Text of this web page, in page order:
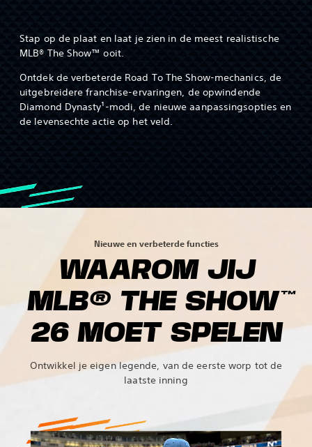
Stap op de plaat en laat je zien in de meest realistische
MLB® The Show™ ooit.
Ontdek de verbeterde Road To The Show-mechanics, de
uitgebreidere franchise-ervaringen, de opwindende
Diamond Dynasty¹-modi, de nieuwe aanpassingsopties en
de levensechte actie op het veld.
Nieuwe en verbeterde functies
WAAROM JIJ
MLB® THE SHOW™
26 MOET SPELEN
Ontwikkel je eigen legende, van de eerste worp tot de
laatste inning